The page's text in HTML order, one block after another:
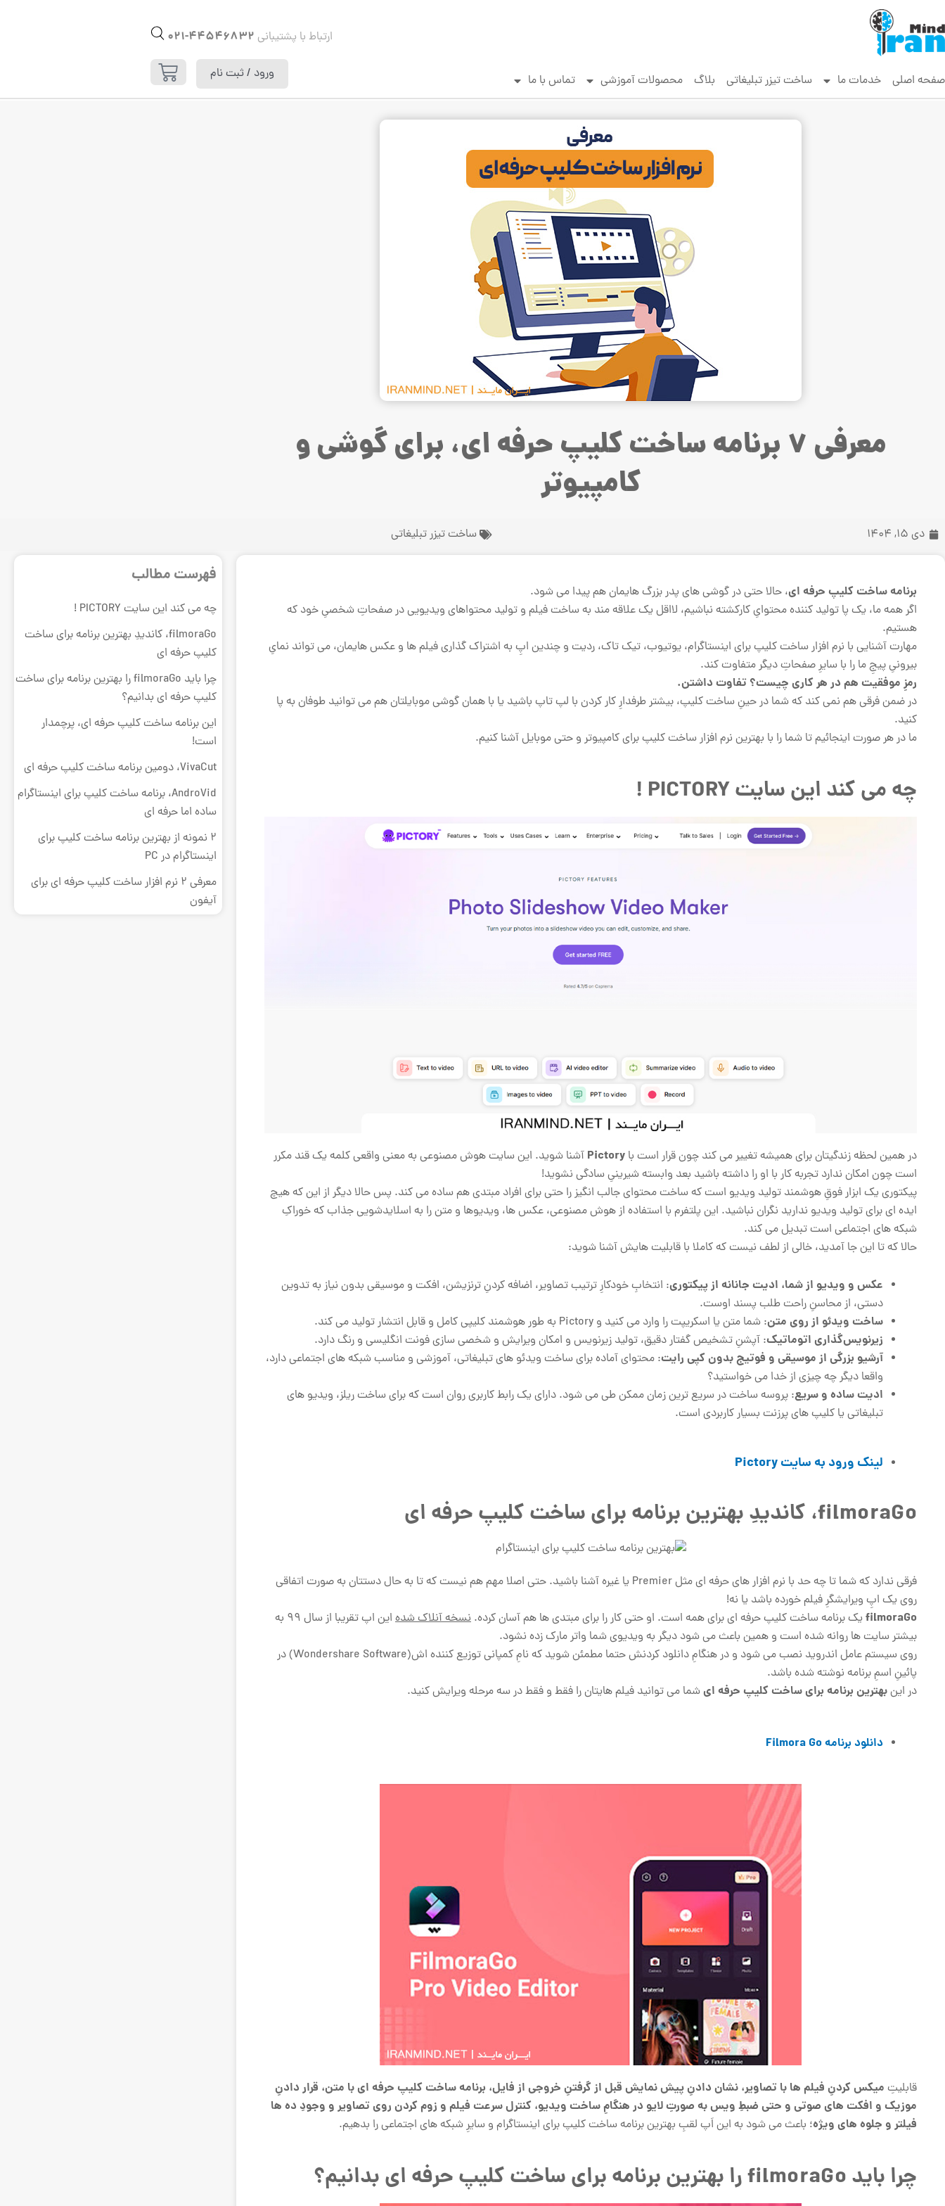
صفحه اصلی خدمات ما ساخت تیزر تبلیغاتی بلاگ محصولات آموزشی تماس با ما
ارتباط با پشتیبانی 44546832-021
ورود / ثبت نام
معرفی 7 برنامه ساخت کلیپ حرفه ای، برای گوشی و
کامپیوتر
دی 15, 1404 ساخت تیزر تبلیغاتی
برنامه ساخت کلیپ حرفه ای، حالا حتی در گوشی های پدر بزرگ هایمان هم پیدا می شود.
اگر همه ما، یک پا تولید کننده محتوایِ کارکشته نباشیم، لااقل یک علاقه مند به ساخت فیلم و تولید محتواهای ویدیویی در صفحاتِ شخصیِ خود که
هستیم.
مهارت آشنایی با نرم افزار ساخت کلیپ برای اینستاگرام، یوتیوب، تیک تاک، ردیت و چندین اپِ به اشتراک گذاری فیلم ها و عکس هایمان، می تواند نمایِ
بیرونیِ پیجِ ما را با سایرِ صفحاتِ دیگر متفاوت کند.
رمزِ موفقیت هم در هر کاری چیست؟ تفاوت داشتن.
در ضمن فرقی هم نمی کند که شما در حینِ ساخت کلیپ، بیشتر طرفدارِ کار کردن با لپ تاپ باشید یا با همان گوشی موبایلتان هم می توانید طوفان به پا
کنید.
ما در هر صورت اینجائیم تا شما را با بهترین نرم افزار ساخت کلیپ برای کامپیوتر و حتی موبایل آشنا کنیم.
چه می کند این سایت PICTORY !
در همین لحظه زندگیتان برای همیشه تغییر می کند چون قرار است با Pictory آشنا شوید. این سایت هوش مصنوعی به معنی واقعی کلمه یک قند مکرر
است چون امکان ندارد تجربه کار با او را داشته باشید بعد وابسته شیرینیِ سادگی نشوید!
پیکتوری یک ابزار فوقِ هوشمند تولید ویدیو است که ساخت محتوای جالب انگیز را حتی برای افراد مبتدی هم ساده می‌ کند. پس حالا دیگر از این که هیچ
ایده ای برای تولید ویدیو ندارید نگران نباشید. این پلتفرم با استفاده از هوش مصنوعی، عکس ‌ها، ویدیوها و متن را به اسلایدشویی جذاب که خوراکِ
شبکه ‌های اجتماعی است تبدیل می ‌کند.
حالا که تا این جا آمدید، خالی از لطف نیست که کاملا با قابلیت هایش آشنا شوید:
عکس و ویدیو از شما، ادیت جانانه از پیکتوری: انتخابِ خودکارِ ترتیب تصاویر، اضافه کردنِ ترنزیشن، افکت و موسیقی بدون نیاز به تدوین
دستی، از محاسنِ راحت طلب پسند اوست.
ساخت ویدئو از روی متن: شما متن یا اسکریپت را وارد می ‌کنید و Pictory به‌ طور هوشمند کلیپی کامل و قابل انتشار تولید می‌ کند.
زیرنویس‌گذاری اتوماتیک: آپشنِ تشخیص گفتار دقیق، تولید زیرنویس و امکان ویرایش و شخصی ‌سازی فونت انگلیسی و رنگ دارد.
آرشیو بزرگی از موسیقی و فوتیج بدون کپی رایت: محتوای آماده برای ساخت ویدئو های تبلیغاتی، آموزشی و مناسب شبکه ‌های اجتماعی دارد،
واقعا دیگر چه چیزی از خدا می خواستید؟
ادیت ساده و سریع: پروسه ساخت در سریع ترین زمان ممکن طی می شود. دارای یک رابط کاربری روان است که برای ساخت ریلز، ویدیو های
تبلیغاتی یا کلیپ‌ های پرزنت بسیار کاربردی است.
لینک ورود به سایتPictory
filmoraGo، کاندیدِ بهترین برنامه برای ساخت کلیپ حرفه ای
فرقی ندارد که شما تا چه حد با نرم افزار های حرفه ای مثل Premier یا غیره آشنا باشید. حتی اصلا مهم هم نیست که تا به حال دستتان به صورت اتفاقی
روی یک اپِ ویرایشگرِ فیلم خورده باشد یا نه!
filmoraGoیک برنامه ساخت کلیپ حرفه ای برای همه است. او حتی کار را برای مبتدی ها هم آسان کرده. نسخه آنلاک شده
این اپ تقریبا از سال 99 به
بیشتر سایت ها روانه شده است و همین باعث می شود دیگر به ویدیوی شما واتر مارک زده نشود.
روی سیستم عامل اندروید نصب می شود و در هنگامِ دانلود کردنش حتما مطمئن شوید که نامِ کمپانی توزیع کننده اش(Wondershare Software) در
پائینِ اسمِ برنامه نوشته شده باشد.
در اینبهترین برنامه برای ساخت کلیپ حرفه ای شما می توانید فیلم هایتان را فقط و فقط در سه مرحله ویرایش کنید.
دانلود برنامه Filmora Go
قابلیتِ میکس کردنِ فیلم ها با تصاویر، نشان دادنِ پیش نمایش قبل از گرفتنِ خروجی از فایل، برنامه ساخت کلیپ حرفه ای با متن، قرار دادنِ
موزیک و افکت های صوتی و حتی ضبطِ ویس به صورتِ لایو در هنگامِ ساخت ویدیو، کنترل سرعت فیلم و زوم کردن روی تصاویر و وجودِ ده ها
فیلتر و جلوه های ویژه؛ باعث می شود به این اَپ لقبِ بهترین برنامه ساخت کلیپ برای اینستاگرام و سایرِ شبکه های اجتماعی را بدهیم.
چرا باید filmoraGo را بهترین برنامه برای ساخت کلیپ حرفه ای بدانیم؟
فهرست مطالب
چه می کند این سایت PICTORY !
filmoraGo، کاندیدِ بهترین برنامه برای ساخت
کلیپ حرفه ای
چرا باید filmoraGo را بهترین برنامه برای ساخت
کلیپ حرفه ای بدانیم؟
این برنامه ساخت کلیپ حرفه ای، پرچمدار
است!
VivaCut، دومین برنامه ساخت کلیپ حرفه ای
AndroVid، برنامه ساخت کلیپ برای اینستاگرام
ساده اما حرفه ای
2 نمونه از بهترین برنامه ساخت کلیپ برای
اینستاگرام در PC
معرفی 2 نرم افزار ساخت کلیپ حرفه ای برای
آیفون